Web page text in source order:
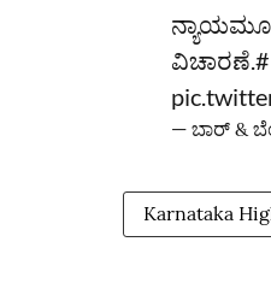
ವಿಚಾರಣೆ.
— ಬಾರ್‌ &
Karnataka